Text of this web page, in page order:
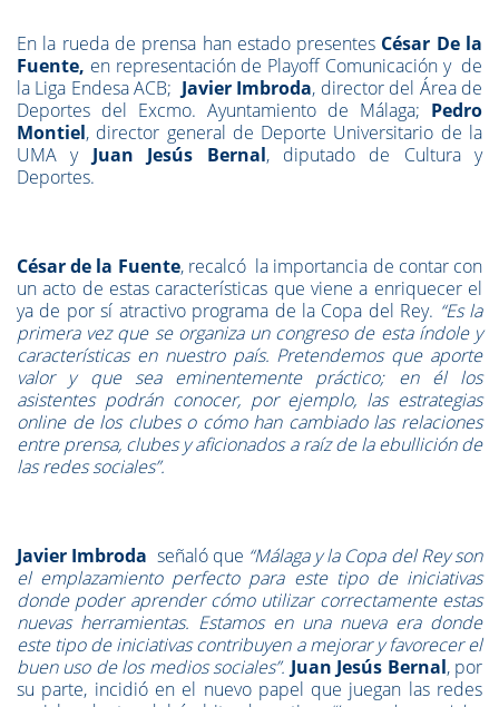
En la rueda de prensa han estado presentes César De la
Fuente, en representación de Playoff Comunicación y de
la Liga Endesa ACB; Javier Imbroda, director del Área de
Deportes del Excmo. Ayuntamiento de Málaga; Pedro
Montiel, director general de Deporte Universitario de la
UMA y Juan Jesús Bernal, diputado de Cultura y
Deportes.
César de la Fuente, recalcó la importancia de contar con
un acto de estas características que viene a enriquecer el
ya de por sí atractivo programa de la Copa del Rey. “Es la
primera vez que se organiza un congreso de esta índole y
características en nuestro país. Pretendemos que aporte
valor y que sea eminentemente práctico; en él los
asistentes podrán conocer, por ejemplo, las estrategias
online de los clubes o cómo han cambiado las relaciones
entre prensa, clubes y aficionados a raíz de la ebullición de
las redes sociales”.
Javier Imbroda señaló que “Málaga y la Copa del Rey son
el emplazamiento perfecto para este tipo de iniciativas
donde poder aprender cómo utilizar correctamente estas
nuevas herramientas. Estamos en una nueva era donde
este tipo de iniciativas contribuyen a mejorar y favorecer el
buen uso de los medios sociales”. Juan Jesús Bernal, por
su parte, incidió en el nuevo papel que juegan las redes